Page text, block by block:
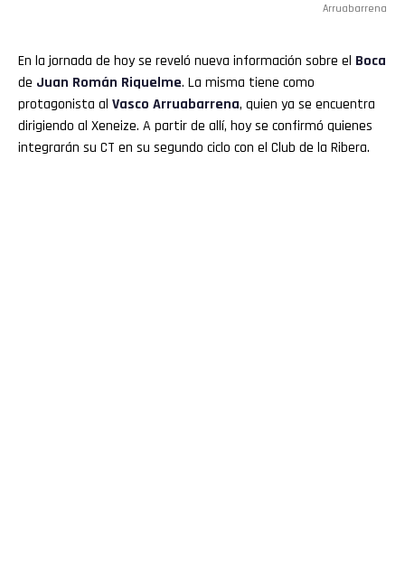
Arruabarrena
En la jornada de hoy se reveló nueva información sobre el Boca
de Juan Román Riquelme. La misma tiene como
protagonista al Vasco Arruabarrena, quien ya se encuentra
dirigiendo al Xeneize. A partir de allí, hoy se confirmó quienes
integrarán su CT en su segundo ciclo con el Club de la Ribera.